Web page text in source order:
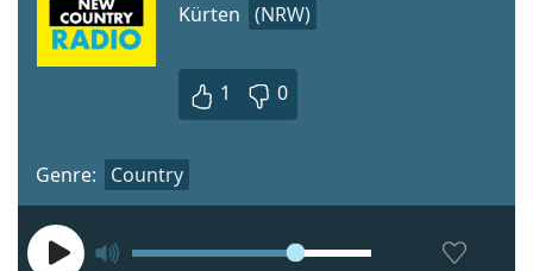
Kürten (NRW)
1 0
Genre: Country